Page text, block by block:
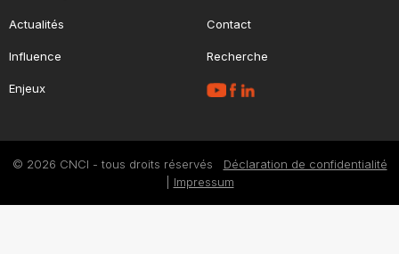
Actualités
Influence
Enjeux
Contact
Recherche
© 2026 CNCI - tous droits réservés Déclaration de confidentialité
Impressum